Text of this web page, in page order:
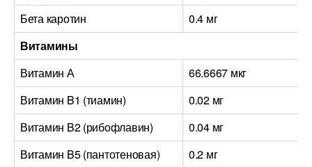
Бета каротин
0.4 мг
Витамины
Витамин А
66.6667 мкг
Витамин B1 (тиамин)
0.02 мг
Витамин B2 (рибофлавин)
0.04 мг
Витамин B5 (пантотеновая)
0.2 мг